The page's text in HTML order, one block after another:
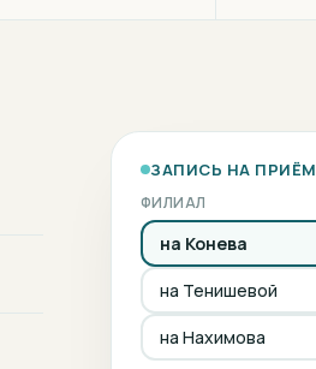
ЗАПИСЬ НА ПРИЁМ
ФИЛИАЛ
на Конева
на Тенишевой
на Нахимова